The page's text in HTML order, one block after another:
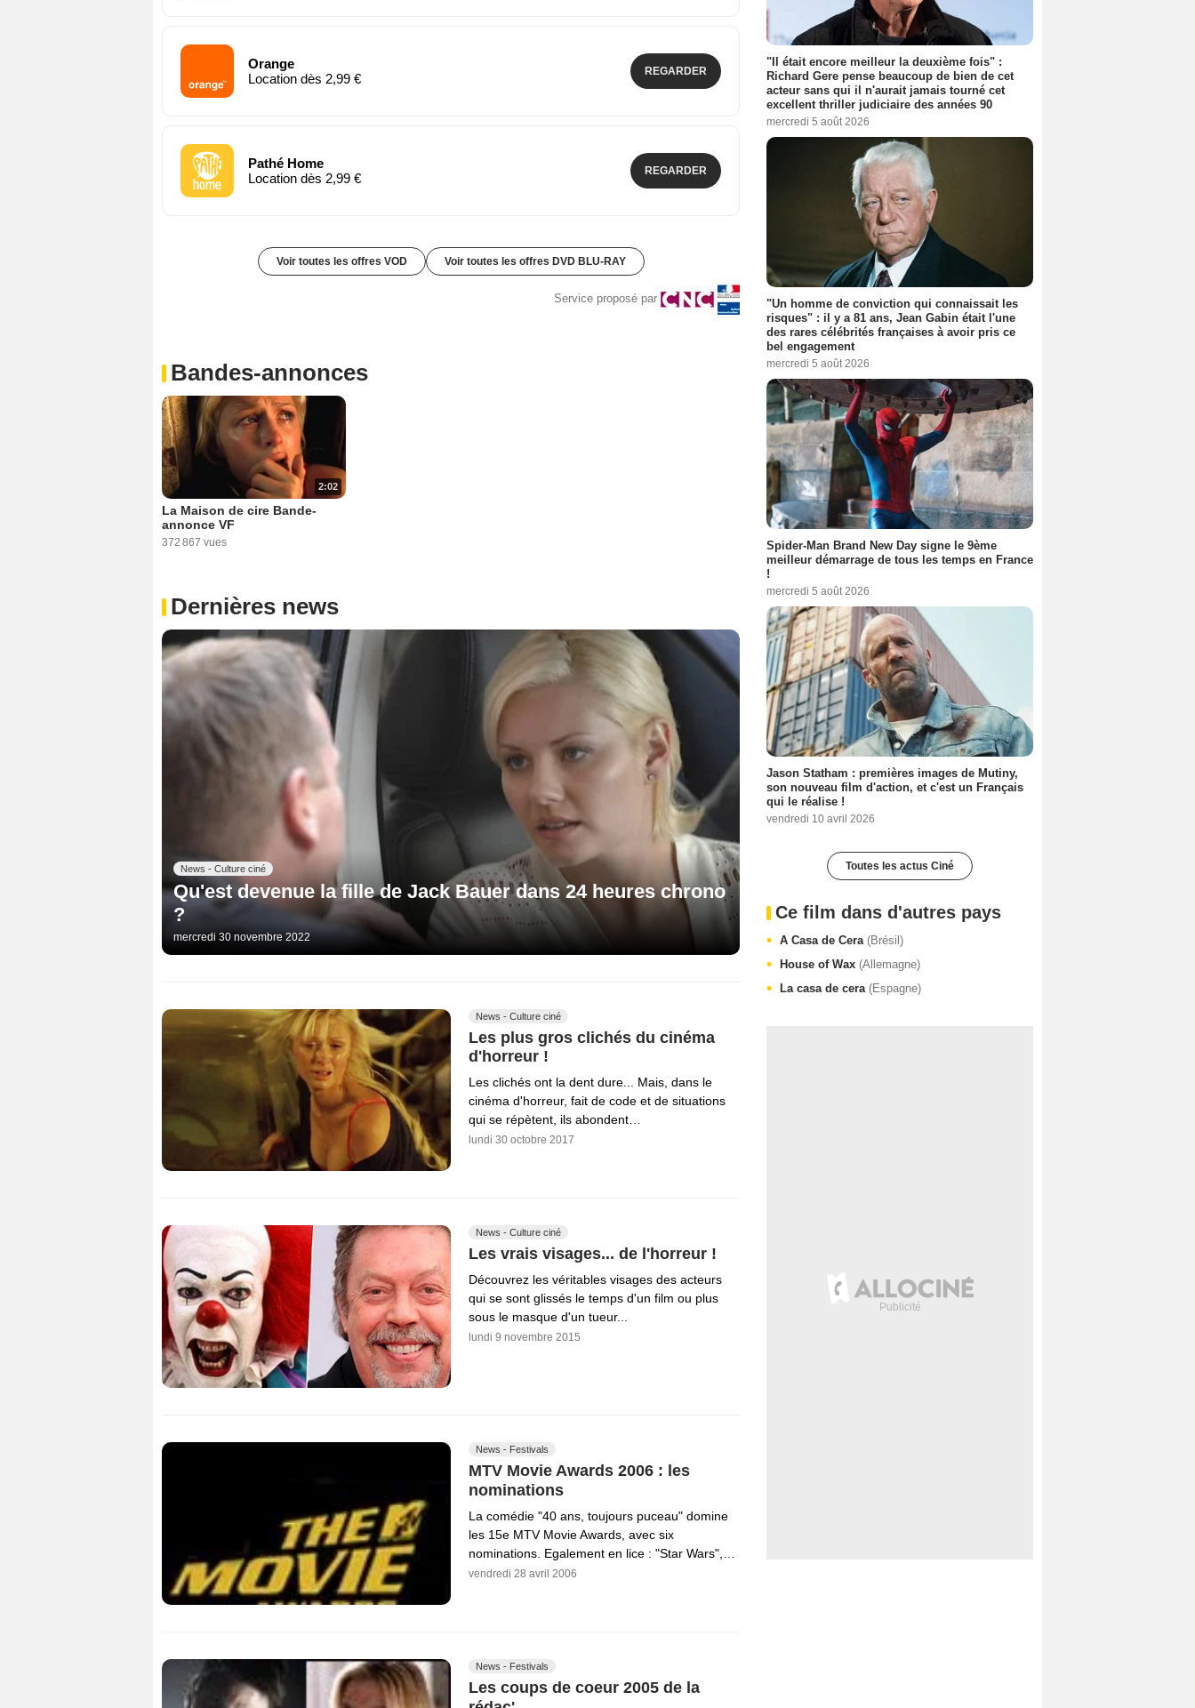
Orange
Location dès 2,99 €
REGARDER
Pathé Home
Location dès 2,99 €
REGARDER
Voir toutes les offres VOD Voir toutes les offres DVD BLU-RAY
Service proposé par
Bandes-annonces
2:02
La Maison de cire Bande-
annonce VF
372 867 vues
Dernières news
News - Culture ciné
Qu'est devenue la fille de Jack Bauer dans 24 heures chrono
?
mercredi 30 novembre 2022
News - Culture ciné
Les plus gros clichés du cinéma
d'horreur !
Les clichés ont la dent dure... Mais, dans le
cinéma d'horreur, fait de code et de situations
qui se répètent, ils abondent…
lundi 30 octobre 2017
News - Culture ciné
Les vrais visages... de l'horreur !
Découvrez les véritables visages des acteurs
qui se sont glissés le temps d'un film ou plus
sous le masque d'un tueur...
lundi 9 novembre 2015
News - Festivals
MTV Movie Awards 2006 : les
nominations
La comédie "40 ans, toujours puceau" domine
les 15e MTV Movie Awards, avec six
nominations. Egalement en lice : "Star Wars",…
vendredi 28 avril 2006
News - Festivals
Les coups de coeur 2005 de la
"Il était encore meilleur la deuxième fois" :
Richard Gere pense beaucoup de bien de cet
acteur sans qui il n'aurait jamais tourné cet
excellent thriller judiciaire des années 90
mercredi 5 août 2026
"Un homme de conviction qui connaissait les
risques" : il y a 81 ans, Jean Gabin était l'une
des rares célébrités françaises à avoir pris ce
bel engagement
mercredi 5 août 2026
Spider-Man Brand New Day signe le 9ème
meilleur démarrage de tous les temps en France
!
mercredi 5 août 2026
Jason Statham : premières images de Mutiny,
son nouveau film d'action, et c'est un Français
qui le réalise !
vendredi 10 avril 2026
Toutes les actus Ciné
Ce film dans d'autres pays
A Casa de Cera (Brésil)
House of Wax (Allemagne)
La casa de cera (Espagne)